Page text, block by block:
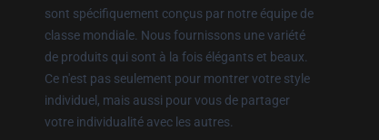
sont spécifiquement conçus par notre équipe de
classe mondiale. Nous fournissons une variété
de produits qui sont à la fois élégants et beaux.
Ce n'est pas seulement pour montrer votre style
individuel, mais aussi pour vous de partager
votre individualité avec les autres.